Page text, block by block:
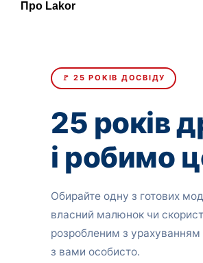
Про Lakor
🚩 25 РОКІВ ДОСВІДУ
25 років
і робимо
Обирайте одну з готових
власний малюнок чи
розробленим з
з вами особисто.